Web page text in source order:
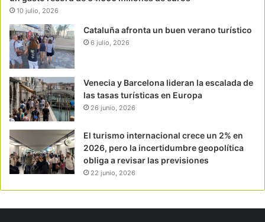
10 julio, 2026
Cataluña afronta un buen verano turístico
6 julio, 2026
Venecia y Barcelona lideran la escalada de
las tasas turísticas en Europa
26 junio, 2026
El turismo internacional crece un 2% en
2026, pero la incertidumbre geopolítica
obliga a revisar las previsiones
22 junio, 2026